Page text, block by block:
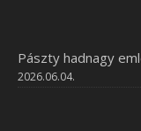
Pászty hadnagy
2026.06.04.